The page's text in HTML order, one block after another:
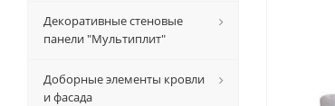
Декоративные стеновые
панели "Мультиплит"
Доборные элементы кровли
и фасада